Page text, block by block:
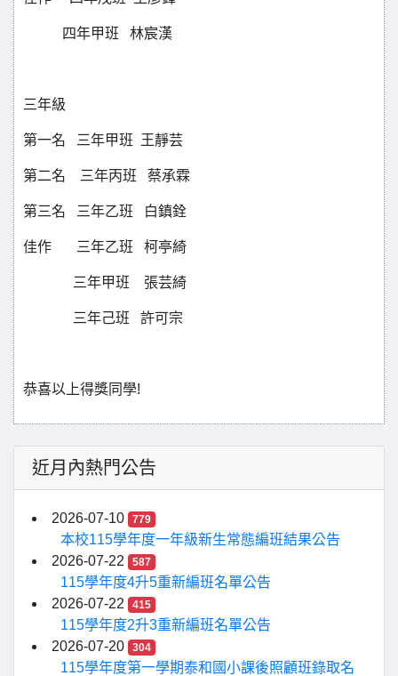
四年甲班 林宸漢
三年級
第一名 三年甲班 王靜芸
第二名 三年丙班 蔡承霖
第三名 三年乙班 白鎮銓
佳作 三年乙班 柯亭綺
三年甲班 張芸綺
三年己班 許可宗
恭喜以上得獎同學!
近月內熱門公告
2026-07-10 779
本校115學年度一年級新生常態編班結果公告
2026-07-22
587
115學年度4升5重新編班名單公告
2026-07-22
415
115學年度2升3重新編班名單公告
2026-07-20
304
115學年度第一學期泰和國小課後照顧班錄取名